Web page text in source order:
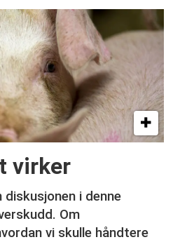
virker
diskusjonen i denne
Om
vi skulle håndtere